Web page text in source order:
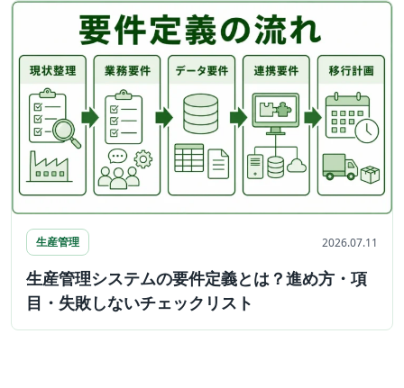
生産管理 2026.07.11
生産管理システムの要件定義とは？進め方・項
目・失敗しないチェックリスト